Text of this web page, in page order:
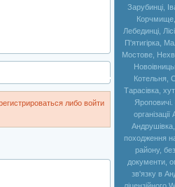
Зарубинці,
Корчмище,
Лебединці,
П'ятигірка,
Мостове,
Котельня,
Тарасівка,
Яроповичі.
походження
району,
документи,
зв'язку в
либо войти